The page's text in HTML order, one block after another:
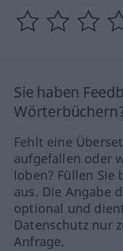
Sie haben
Fehlt eine
aufgefallen oder
loben? Füllen Sie
aus. Die Angabe
optional und
Datenschutz nur
Anfrage.